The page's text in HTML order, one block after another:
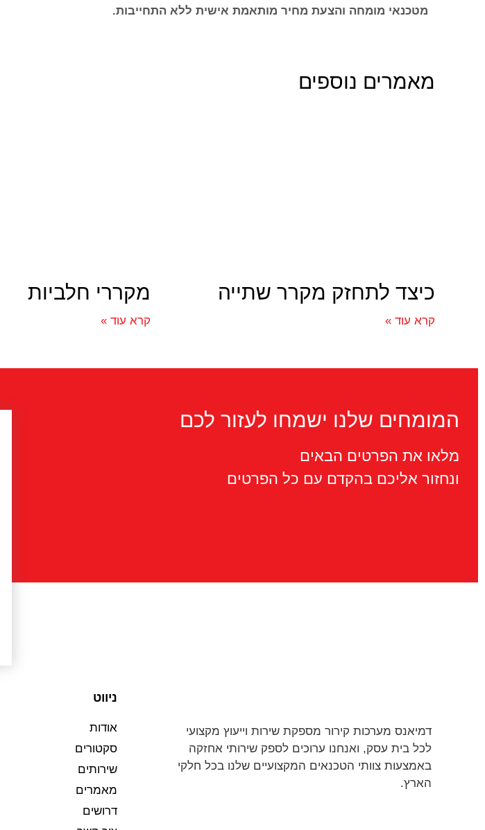
מטכנאי מומחה והצעת מחיר מותאמת אישית ללא התחייבות.
מאמרים נוספים
כיצד לתחזק מקרר שתייה
קרא עוד »
מקררי חלביות
קרא עוד »
המומחים שלנו ישמחו לעזור לכם
מלאו את הפרטים הבאים
ונחזור אליכם בהקדם עם כל הפרטים
דמיאנס מערכות קירור מספקת שירות וייעוץ מקצועי
לכל בית עסק, ואנחנו ערוכים לספק שירותי אחזקה
באמצעות צוותי הטכנאים המקצועיים שלנו בכל חלקי
הארץ.
ניווט
אודות
סקטורים
שירותים
מאמרים
דרושים